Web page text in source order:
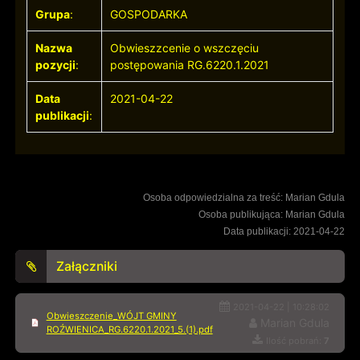
Grupa: GOSPODARKA
Nazwa
pozycji:
Obwieszzcenie o wszczęciu
postępowania RG.6220.1.2021
Data
publikacji:
2021-04-22
Osoba odpowiedzialna za treść: Marian Gdula
Osoba publikująca: Marian Gdula
Data publikacji: 2021-04-22
Załączniki
Obwieszczenie_WÓJT GMINY
ROŹWIENICA_RG.6220.1.2021_5.(1).pdf